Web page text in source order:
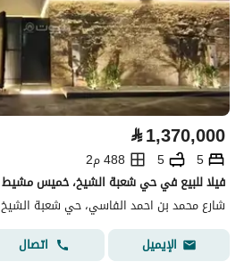
⃁1,370,000
5
5
488 م2
فيلا للبيع في حي شعبة الشيخ، خميس مشيط
شارع محمد بن احمد الفاسي، حي شعبة
الإيميل
اتصال